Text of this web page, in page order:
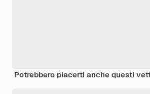
Potrebbero piacerti anche questi